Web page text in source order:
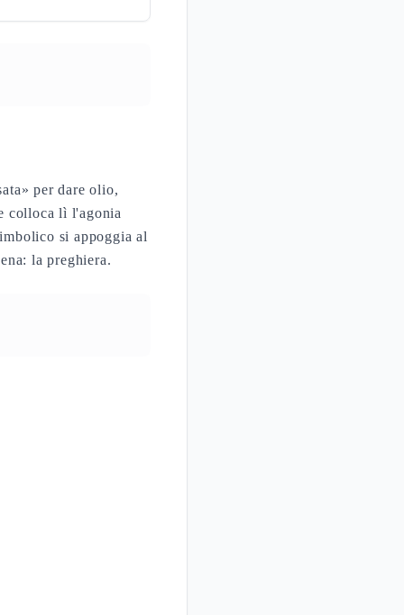
per dare olio,
colloca lì l'agonia
si appoggia al
la preghiera.